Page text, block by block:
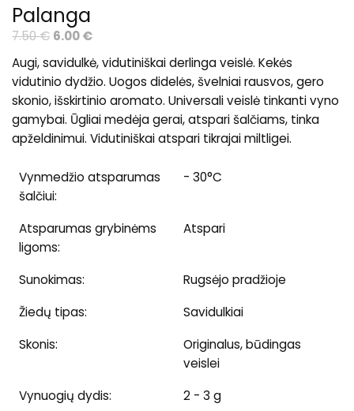
Palanga
7.50€ Original
price
was:
7.50 €.
6.00€Current
price
is:
6.00 €.
Augi, savidulkė, vidutiniškai derlinga veislė. Kekės
vidutinio dydžio. Uogos didelės, švelniai rausvos, gero
skonio, išskirtinio aromato. Universali veislė tinkanti vyno
gamybai. Ūgliai medėja gerai, atspari šalčiams, tinka
apželdinimui. Vidutiniškai atspari tikrajai miltligei.
Vynmedžio atsparumas
šalčiui:
- 30°C
Atsparumas grybinėms
ligoms:
Atspari
Sunokimas:
Rugsėjo pradžioje
Žiedų tipas:
Savidulkiai
Skonis:
Originalus, būdingas
veislei
Vynuogių dydis:
2 - 3 g